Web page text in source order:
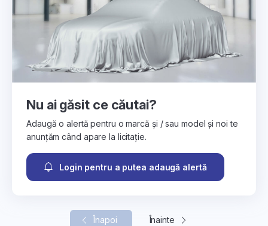
Nu ai găsit ce căutai?
Adaugă o alertă pentru o marcă și / sau model și noi te
anunțăm când apare la licitație.
Login pentru a putea adaugă alertă
Înapoi Înainte